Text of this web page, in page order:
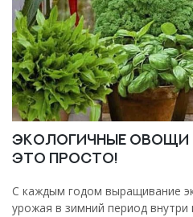
Экологичные овощи
это просто!
С каждым годом выращивание
урожая в зимний период внутри